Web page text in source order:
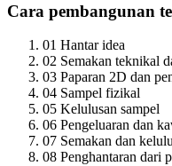
Cara pembangunan
01 Hantar idea
02 Semakan teknikal
03 Paparan 2D dan
04 Sampel fizikal
05 Kelulusan sampel
06 Pengeluaran dan
07 Semakan dan
08 Penghantaran dari